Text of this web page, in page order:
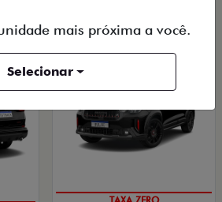
AT
PULSE ABARTH TURBO 270 FLEX AT 4P 2026
mais próxima a você.
Selecionar